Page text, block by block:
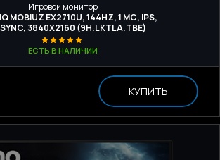
Игровой монитор
MOBIUZ EX2710U, 144HZ, 1 МС, IPS,
3840Х2160 (9H.LKTLA.TBE)
ЕСТЬ В НАЛИЧИИ
КУПИТЬ